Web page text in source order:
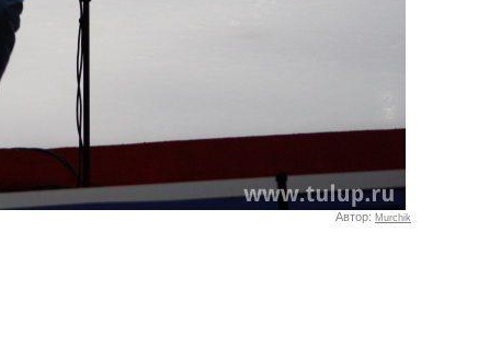
Автор: Murchik